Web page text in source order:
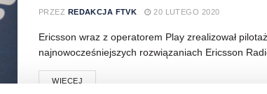
PRZEZ REDAKCJA FTVK 20 LUTEGO 2020
Ericsson wraz z operatorem Play zrealizował
najnowocześniejszych rozwiązaniach Ericsson
WIĘCEJ